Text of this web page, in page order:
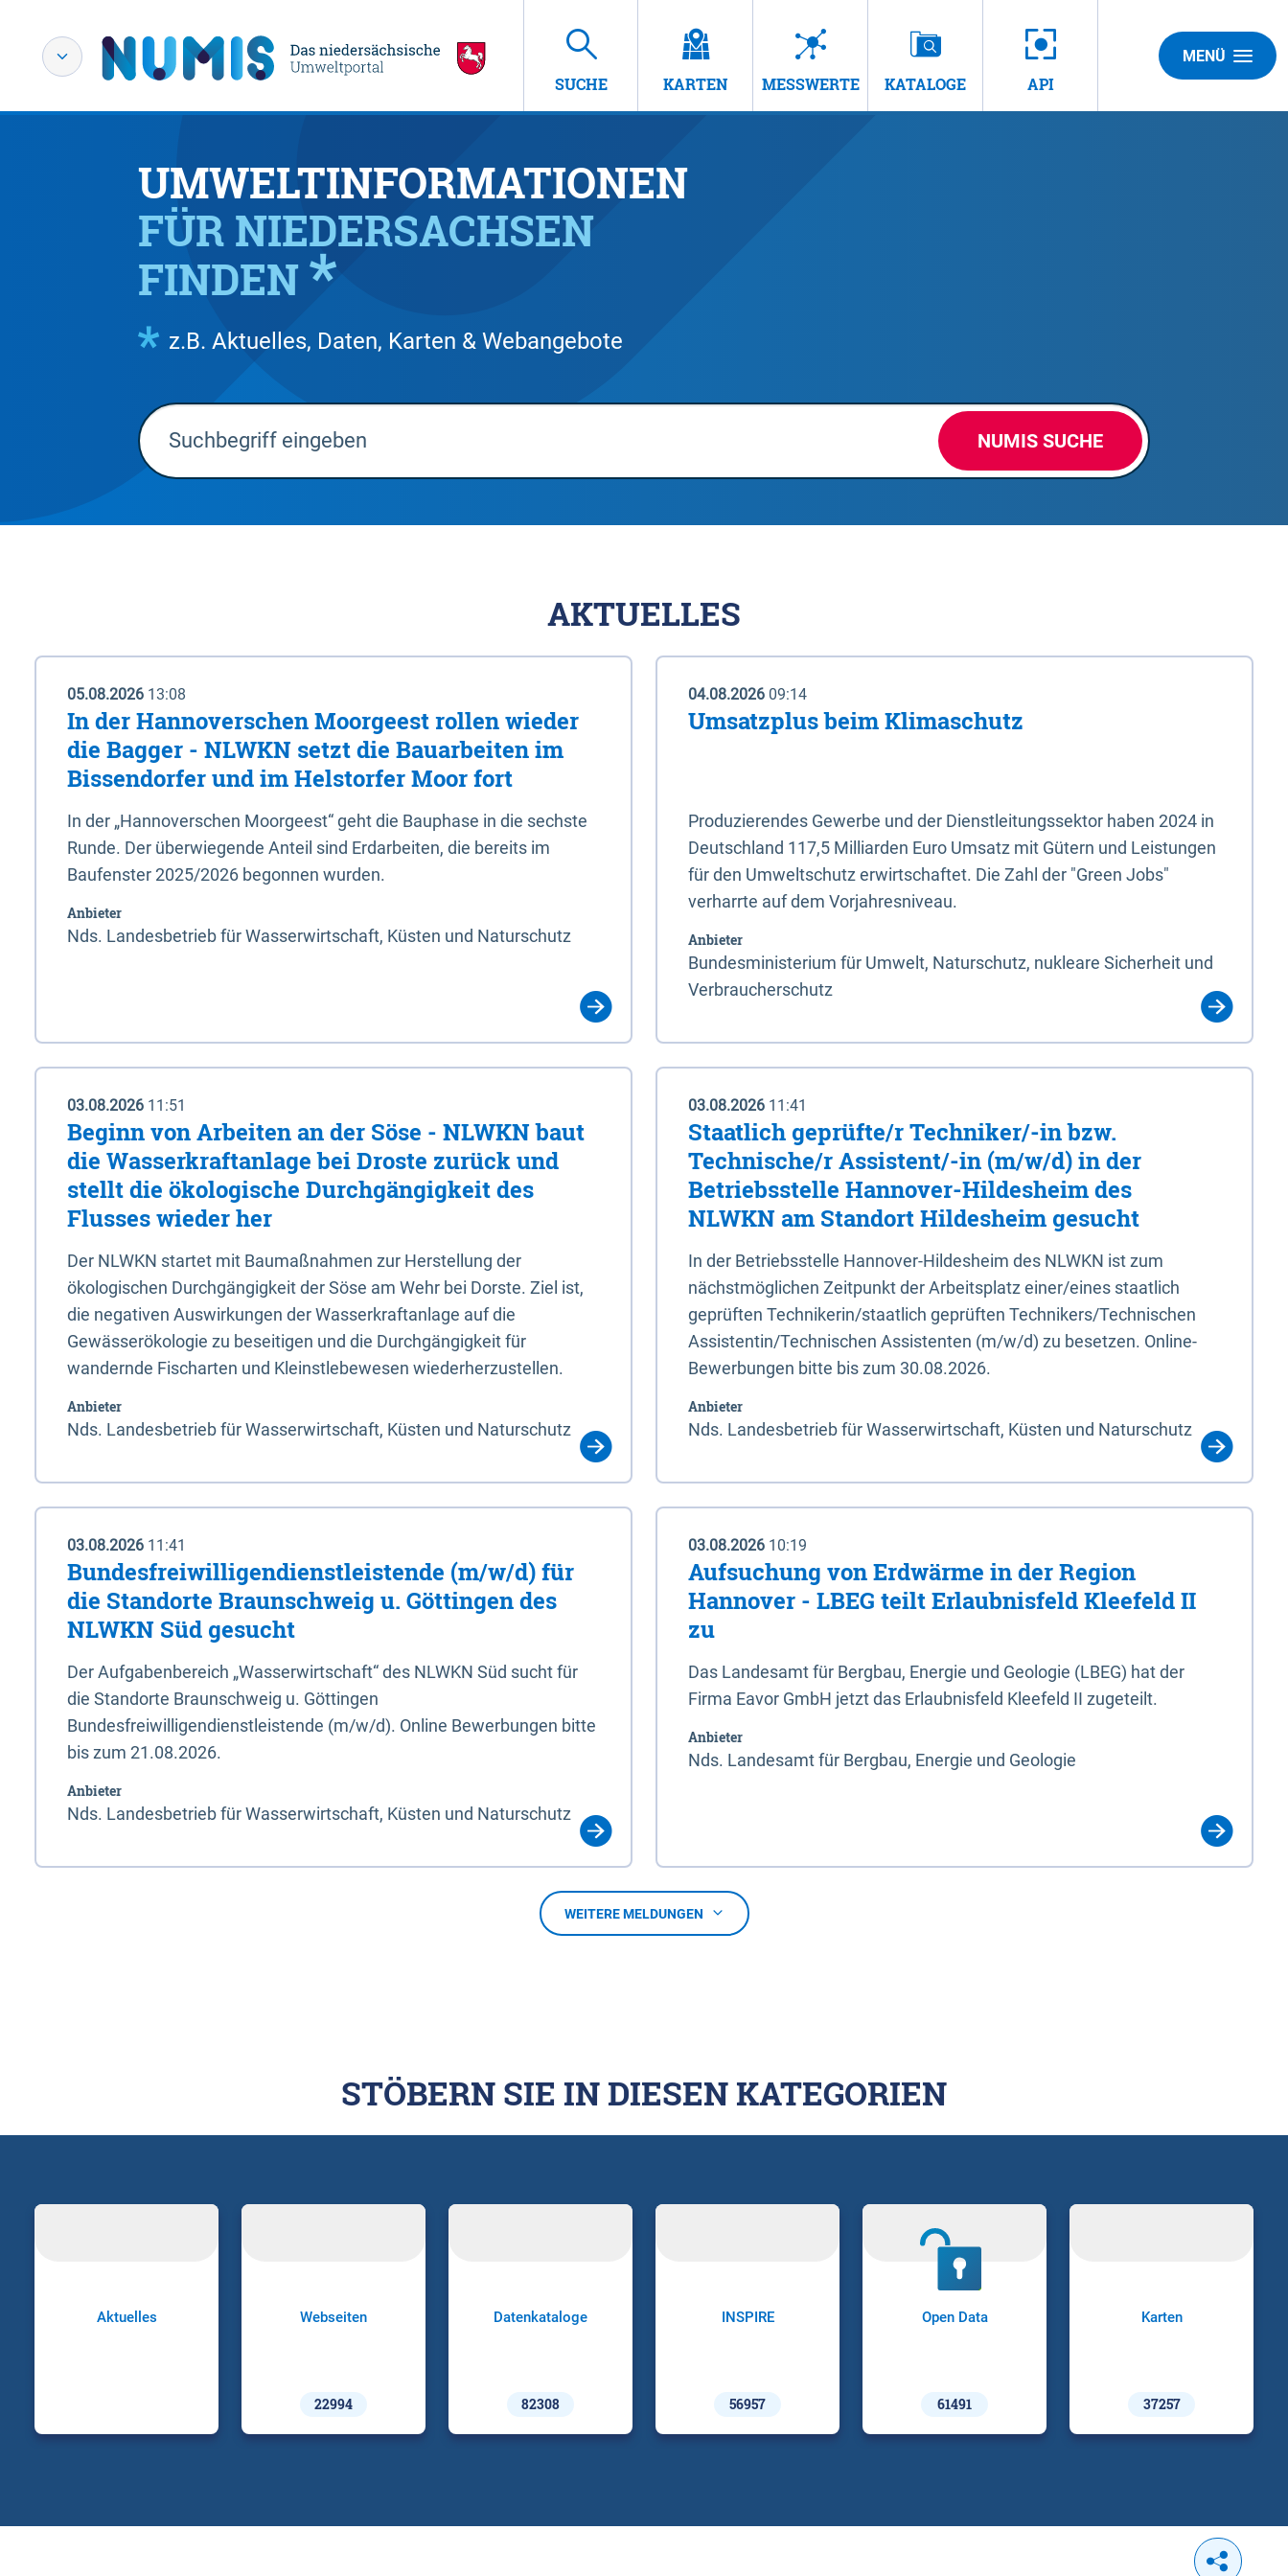
SUCHE KARTEN MESSWERTE KATALOGE API
MENÜ
UMWELTINFORMATIONEN
FÜR NIEDERSACHSEN
FINDEN
z.B. Aktuelles, Daten, Karten & Webangebote
NUMIS SUCHE
AKTUELLES
05.08.2026 13:08
In der Hannoverschen Moorgeest rollen wieder
die Bagger - NLWKN setzt die Bauarbeiten im
Bissendorfer und im Helstorfer Moor fort
In der „Hannoverschen Moorgeest“ geht die Bauphase in die sechste
Runde. Der überwiegende Anteil sind Erdarbeiten, die bereits im
Baufenster 2025/2026 begonnen wurden.
Anbieter
Nds. Landesbetrieb für Wasserwirtschaft, Küsten und Naturschutz
04.08.2026 09:14
Umsatzplus beim Klimaschutz
Produzierendes Gewerbe und der Dienstleitungssektor haben 2024 in
Deutschland 117,5 Milliarden Euro Umsatz mit Gütern und Leistungen
für den Umweltschutz erwirtschaftet. Die Zahl der "Green Jobs"
verharrte auf dem Vorjahresniveau.
Anbieter
Bundesministerium für Umwelt, Naturschutz, nukleare Sicherheit und
Verbraucherschutz
03.08.2026 11:51
Beginn von Arbeiten an der Söse - NLWKN baut
die Wasserkraftanlage bei Droste zurück und
stellt die ökologische Durchgängigkeit des
Flusses wieder her
Der NLWKN startet mit Baumaßnahmen zur Herstellung der
ökologischen Durchgängigkeit der Söse am Wehr bei Dorste. Ziel ist,
die negativen Auswirkungen der Wasserkraftanlage auf die
Gewässerökologie zu beseitigen und die Durchgängigkeit für
wandernde Fischarten und Kleinstlebewesen wiederherzustellen.
Anbieter
Nds. Landesbetrieb für Wasserwirtschaft, Küsten und Naturschutz
03.08.2026 11:41
Staatlich geprüfte/r Techniker/-in bzw.
Technische/r Assistent/-in (m/w/d) in der
Betriebsstelle Hannover-Hildesheim des
NLWKN am Standort Hildesheim gesucht
In der Betriebsstelle Hannover-Hildesheim des NLWKN ist zum
nächstmöglichen Zeitpunkt der Arbeitsplatz einer/eines staatlich
geprüften Technikerin/staatlich geprüften Technikers/Technischen
Assistentin/Technischen Assistenten (m/w/d) zu besetzen. Online-
Bewerbungen bitte bis zum 30.08.2026.
Anbieter
Nds. Landesbetrieb für Wasserwirtschaft, Küsten und Naturschutz
03.08.2026 11:41
Bundesfreiwilligendienstleistende (m/w/d) für
die Standorte Braunschweig u. Göttingen des
NLWKN Süd gesucht
Der Aufgabenbereich „Wasserwirtschaft“ des NLWKN Süd sucht für
die Standorte Braunschweig u. Göttingen
Bundesfreiwilligendienstleistende (m/w/d). Online Bewerbungen bitte
bis zum 21.08.2026.
Anbieter
Nds. Landesbetrieb für Wasserwirtschaft, Küsten und Naturschutz
03.08.2026 10:19
Aufsuchung von Erdwärme in der Region
Hannover - LBEG teilt Erlaubnisfeld Kleefeld II
zu
Das Landesamt für Bergbau, Energie und Geologie (LBEG) hat der
Firma Eavor GmbH jetzt das Erlaubnisfeld Kleefeld II zugeteilt.
Anbieter
Nds. Landesamt für Bergbau, Energie und Geologie
WEITERE MELDUNGEN
STÖBERN SIE IN DIESEN KATEGORIEN
Aktuelles Webseiten
22994
Datenkataloge
82308
INSPIRE
56957
Open Data
61491
Karten
37257